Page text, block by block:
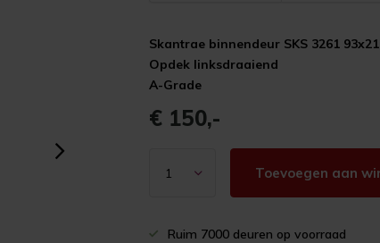
Skantrae binnendeur SKS 3261
Opdek linksdraaiend
A-Grade
€ 150,-
Toevoegen aan
Ruim 7000 deuren op voorraad